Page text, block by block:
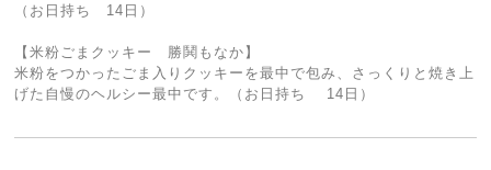
（お日持ち 14日）
【米粉ごまクッキー 勝鬨もなか】
米粉をつかったごま入りクッキーを最中で包み、さっくりと焼き上
げた自慢のヘルシー最中です。（お日持ち 14日）